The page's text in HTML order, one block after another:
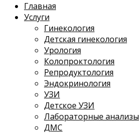
Главная
Услуги
Гинекология
Детская гинекология
Урология
Колопроктология
Репродуктология
Эндокринология
УЗИ
Детское УЗИ
Лабораторные анализы
ДМС